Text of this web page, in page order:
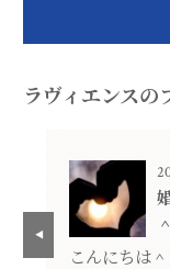
ラヴィエンスの
こんにちは